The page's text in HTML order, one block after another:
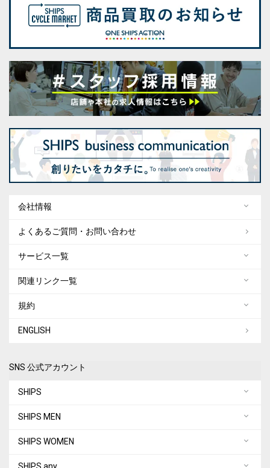
会社情報
よくあるご質問・お問い合わせ
サービス一覧
関連リンク一覧
規約
ENGLISH
SNS 公式アカウント
SHIPS
SHIPS MEN
SHIPS WOMEN